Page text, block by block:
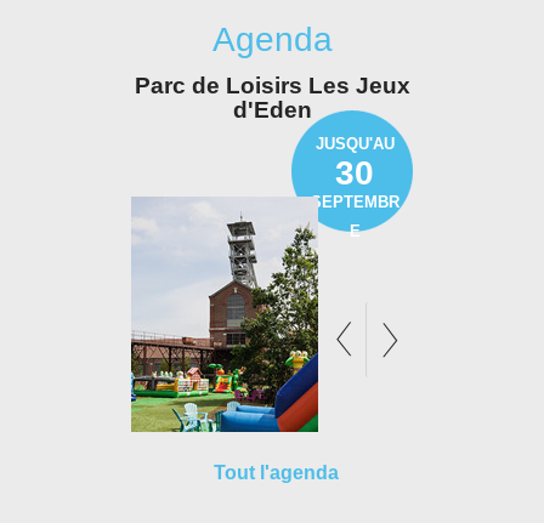
Agenda
JUSQU'AU
30
SEPTEMBR
E
Parc de Loisirs Les Jeux
d'Eden
Tout l'agenda